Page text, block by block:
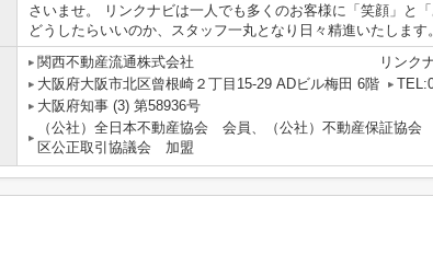
さいませ。 リンクナビは一人でも多くのお客様に「笑顔」と
どうしたらいいのか、スタッフ一丸となり日々精進いたします。
関西不動産流通株式会社 リンクナビ
大阪府大阪市北区曾根崎２丁目15-29 ADビル梅田 6階
大阪府知事 (3) 第58936号
（公社）全日本不動産協会 会員、（公社）不動産保証協
区公正取引協議会 加盟